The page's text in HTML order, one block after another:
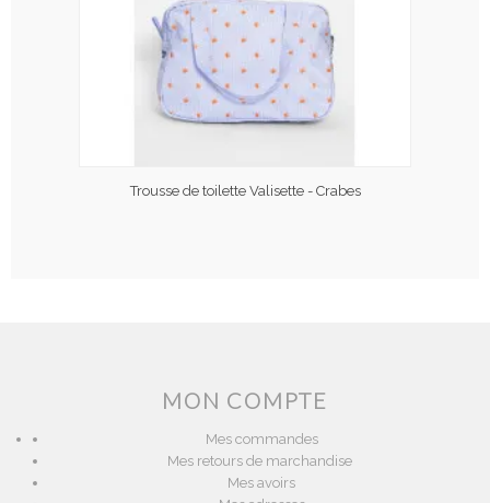
Trousse de toilette Valisette - Crabes
MON COMPTE
Mes commandes
Mes retours de marchandise
Mes avoirs